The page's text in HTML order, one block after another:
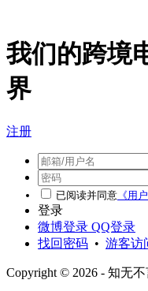
我们的跨境
界
注册
已阅读并同意 《用
登录
微博登录 QQ登录
找回密码 • 游客访
Copyright © 2026 - 知无